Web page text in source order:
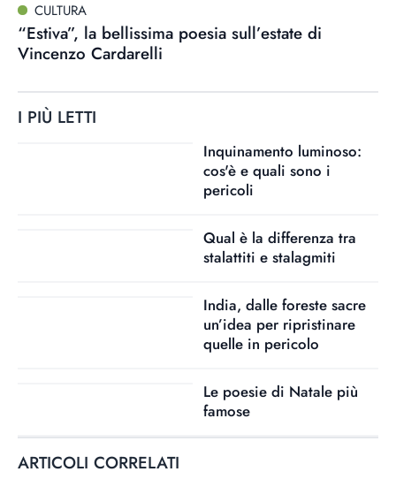
CULTURA
“Estiva”, la bellissima poesia sull’estate di
Vincenzo Cardarelli
I PIÙ LETTI
Inquinamento luminoso:
cos'è e quali sono i
pericoli
Qual è la differenza tra
stalattiti e stalagmiti
India, dalle foreste sacre
un’idea per ripristinare
quelle in pericolo
Le poesie di Natale più
famose
ARTICOLI CORRELATI